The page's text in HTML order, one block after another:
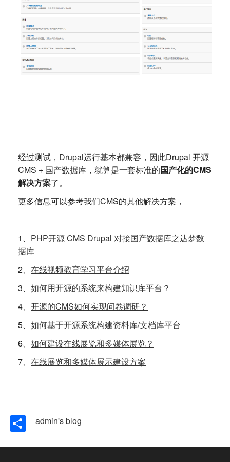
经过测试， Drupal运行基本都兼容，因此Drupal 开源
CMS + 国产数据库，就算是一套标准的国产化的CMS
解决方案了。
更多信息可以参考我们CMS的其他解决方案，
1、 PHP开源 CMS Drupal 对接国产数据库之达梦数
据库
2、 在线视频教育学习平台介绍
3、 如何用开源的系统来构建知识库平台？
4、 开源的CMS如何实现问卷调研？
5、 如何基于开源系统构建资料库/文档库平台
6、 如何建设在线展览和多媒体展览？
7、 在线展览和多媒体展示建设方案
Share
admin's blog